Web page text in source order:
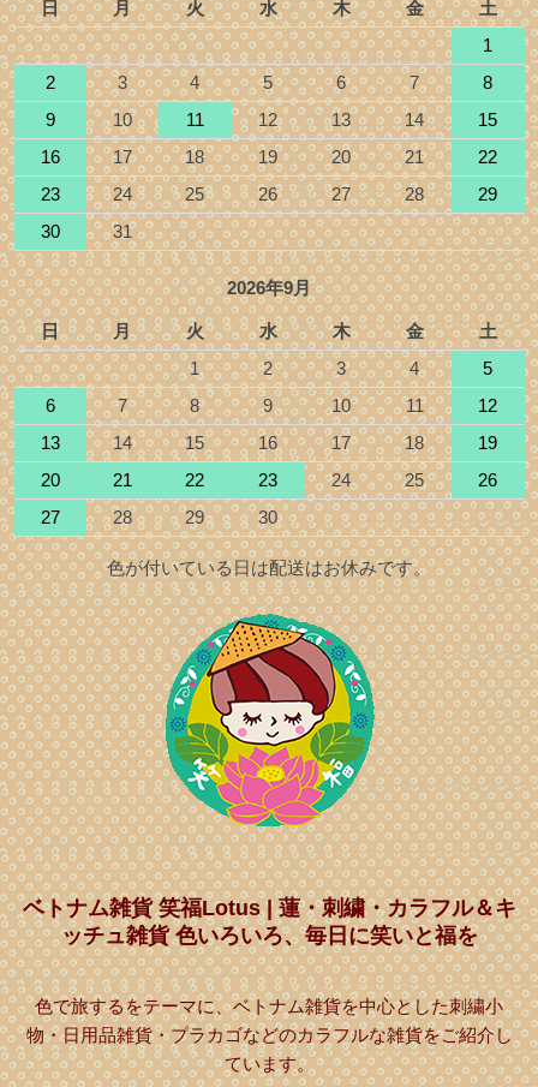
日 月 火 水 木 金
土
1
2
3 4 5 6 7
8
9
10 11 12 13 14
15
16
17 18 19 20 21
22
23
24 25 26 27 28
29
30
31
2026年9月
日 月 火 水 木 金
土
1
2 3 4
5
6
7 8 9 10 11
12
13
14 15 16 17 18
19
20
21 22 23 24 25
26
27
28 29 30
色が付いている日は配送はお休みです。
ベトナム雑貨 笑福Lotus | 蓮・刺繍・カラフル＆キ
ッチュ雑貨 色いろいろ、毎日に笑いと福を
色で旅するをテーマに、ベトナム雑貨を中心とした刺繍小
物・日用品雑貨・プラカゴなどのカラフルな雑貨をご紹介し
ています。